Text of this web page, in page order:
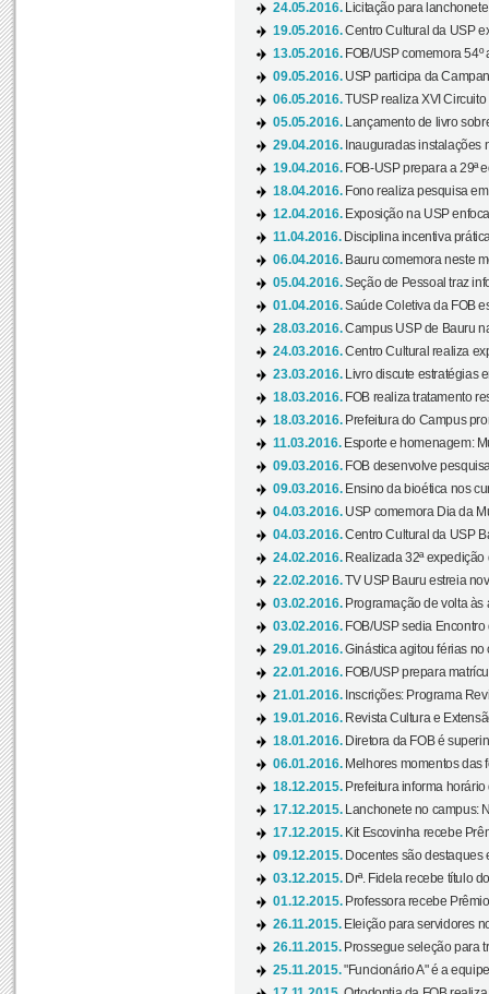
24.05.2016.
Licitação para
19.05.2016.Centro Cultural da USP
13.05.2016. FOB/USP comemora
09.05.2016. USP participa da
06.05.2016.TUSP realiza XVI Circuito
05.05.2016.
Lançamento de livro
29.04.2016. Inauguradas instalações
19.04.2016. FOB-USP prepara a 29ª
18.04.2016. Fono realiza pesquisa
12.04.2016. Exposição na USP
11.04.2016. Disciplina incentiva
06.04.2016. Bauru comemora neste
05.04.2016.Seção de Pessoal traz
01.04.2016.Saúde Coletiva da FOB
28.03.2016.Campus USP de Bauru
24.03.2016.Centro Cultural realiza
23.03.2016.
Livro discute estratégias
18.03.2016. FOB realiza tratamento
18.03.2016. Prefeitura do Campus
11.03.2016. Esporte e homenagem:
09.03.2016. FOB desenvolve
09.03.2016. Ensino da bioética nos
04.03.2016. USP comemora Dia da
04.03.2016.Centro Cultural da USP
24.02.2016. Realizada 32ª
22.02.2016.TV USP Bauru estreia
03.02.2016. Programação de volta às
03.02.2016. FOB/USP sedia
29.01.2016.Ginástica agitou férias no
22.01.2016. FOB/USP prepara
21.01.2016. Inscrições: Programa
19.01.2016. Revista Cultura e
18.01.2016. Diretora da FOB é
06.01.2016. Melhores momentos das
18.12.2015. Prefeitura informa
17.12.2015.
Lanchonete no campus:
17.12.2015. Kit Escovinha recebe
09.12.2015. Docentes são destaques
03.12.2015. Drª. Fidela recebe título
01.12.2015. Professora recebe
26.11.2015. Eleição para servidores
26.11.2015. Prossegue seleção para
25.11.2015."Funcionário A" é a